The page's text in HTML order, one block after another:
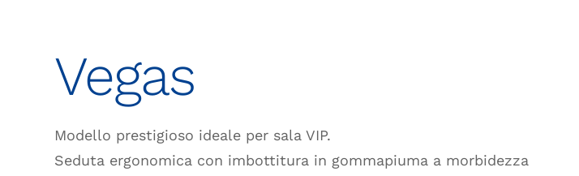
Vegas
Modello prestigioso ideale per sala VIP.
Seduta ergonomica con imbottitura in gommapiuma a morbidezza